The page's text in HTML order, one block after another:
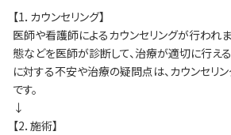
【1．カウンセリング】
医師や看護師によるカウンセリングが行われま
態などを医師が診断して、治療が適切に行え
に対する不安や治療の疑問点は、カウンセリ
です。
↓
【2．施術】